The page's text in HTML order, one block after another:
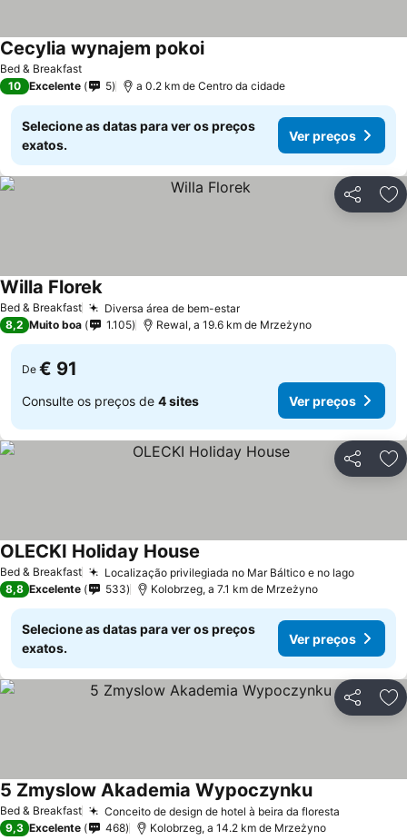
Bed & Breakfast
Cecylia wynajem pokoiVer preços
10 Excelente 5 a 0.2 km de Centro da cidade
Selecione as datas para ver os preços
exatos.
Ver preços
Partilhar
Bed & Breakfast Diversa área de bem-estarVer preços
Willa FlorekVer preços
8,2 Muito boa 1.105 Rewal, a 19.6 km de Mrzeżyno
De € 91
Consulte os preços de 4 sites Ver preços
Partilhar
Bed & Breakfast Localização privilegiada no Mar Báltico e no lagoVer
OLECKI Holiday House
8,8 Excelente 533 Kolobrzeg, a 7.1 km de Mrzeżyno
Selecione as datas para ver os preços
exatos.
Ver preços
Partilhar
Bed & Breakfast Conceito de design de hotel à beira da floresta
5 Zmyslow Akademia WypoczynkuVer preços
9,3 Excelente 468 Kolobrzeg, a 14.2 km de Mrzeżyno